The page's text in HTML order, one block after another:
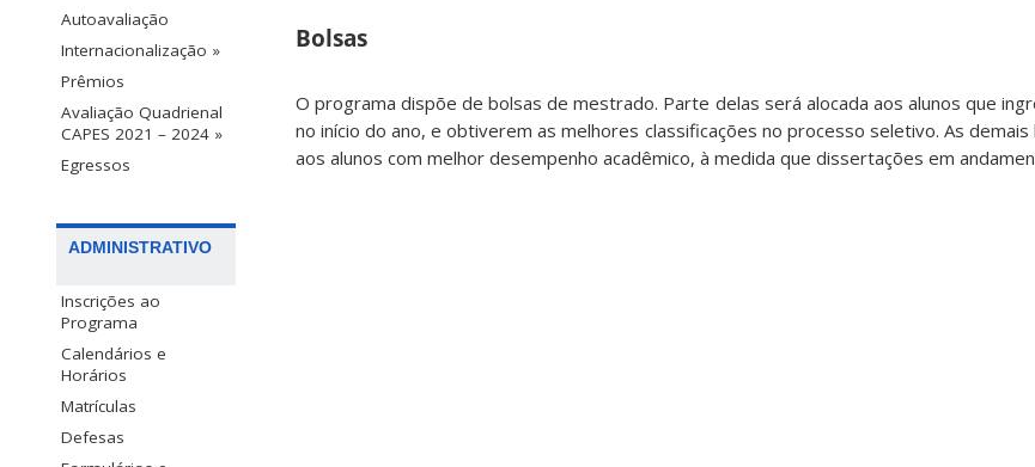
Autoavaliação
Internacionalização »
Prêmios
Avaliação Quadrienal
CAPES 2021 – 2024 »
Egressos
ADMINISTRATIVO
Inscrições ao
Programa
Calendários e
Horários
Matrículas
Defesas
Bolsas
O programa dispõe de bolsas de mestrado. Parte delas será alocada aos alunos que
no início do ano, e obtiverem as melhores classificações no processo seletivo. As
aos alunos com melhor desempenho acadêmico, à medida que dissertações em